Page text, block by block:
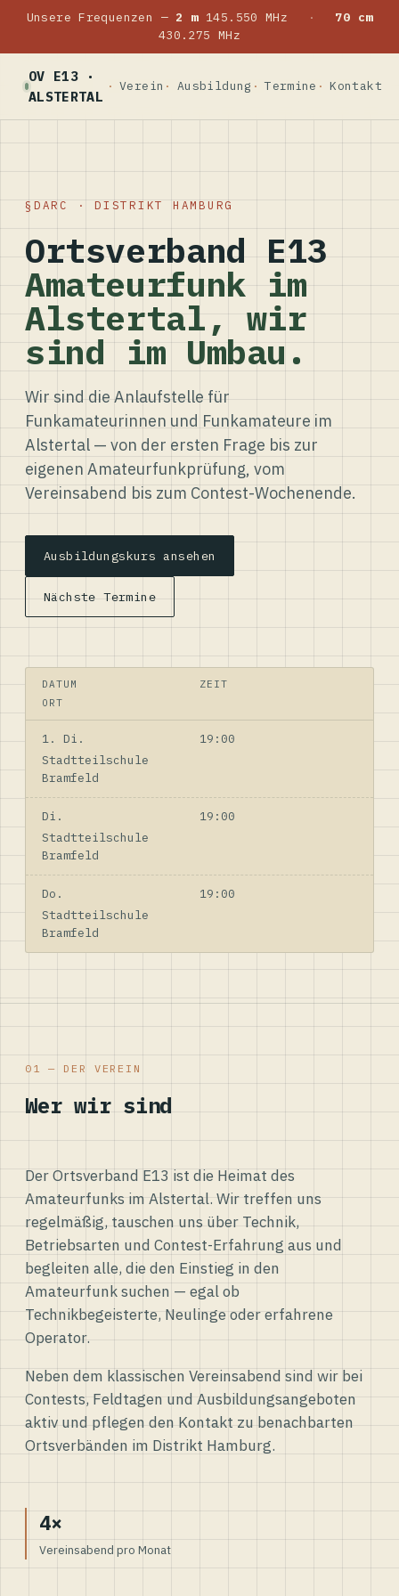
Unsere Frequenzen — 2 m145.550 MHz ·
70 cm
430.275 MHz
OV E13 ·
ALSTERTAL
Verein Ausbildung Termine Kontakt
DARC · DISTRIKT HAMBURG
Ortsverband E13
Amateurfunk im
Alstertal, wir
sind im Umbau.
Wir sind die Anlaufstelle für
Funkamateurinnen und Funkamateure im
Alstertal — von der ersten Frage bis zur
eigenen Amateurfunkprüfung, vom
Vereinsabend bis zum Contest-Wochenende.
Ausbildungskurs ansehen
Nächste Termine
DATUM
ZEIT
ORT
1. Di.
19:00
Stadtteilschule
Bramfeld
Di.
19:00
Stadtteilschule
Bramfeld
Do.
19:00
Stadtteilschule
Bramfeld
01 — DER VEREIN
Wer wir sind
Der Ortsverband E13 ist die Heimat des
Amateurfunks im Alstertal. Wir treffen uns
regelmäßig, tauschen uns über Technik,
Betriebsarten und Contest-Erfahrung aus und
begleiten alle, die den Einstieg in den
Amateurfunk suchen — egal ob
Technikbegeisterte, Neulinge oder erfahrene
Operator.
Neben dem klassischen Vereinsabend sind wir bei
Contests, Feldtagen und Ausbildungsangeboten
aktiv und pflegen den Kontakt zu benachbarten
Ortsverbänden im Distrikt Hamburg.
4×
Vereinsabend pro Monat